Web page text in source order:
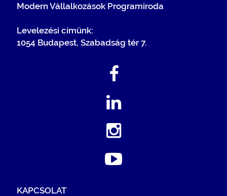
Modern Vállalkozások Programiroda
Levelezési címünk:
1054 Budapest, Szabadság tér 7.
KAPCSOLAT